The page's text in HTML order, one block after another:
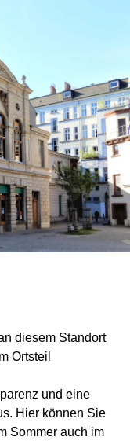
diesem Standort
Ortsteil
und eine
Hier können Sie
Sommer auch im